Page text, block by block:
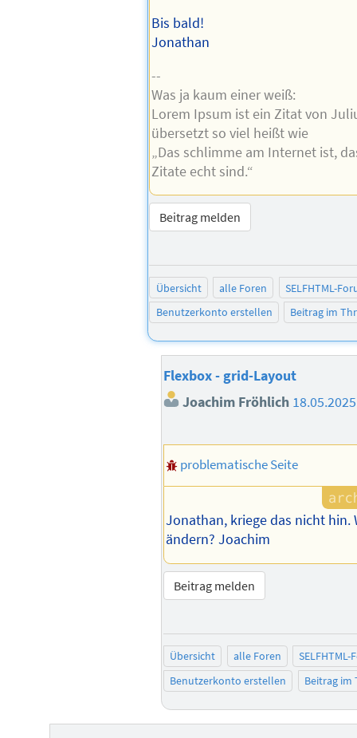
Bis bald!
Jonathan
--
Was ja kaum einer weiß:
Lorem Ipsum ist ein Zitat von
übersetzt so viel heißt wie
„Das schlimme am Internet ist,
Zitate echt sind.“
Beitrag melden
Übersicht alle Foren
SELFHTML-
Benutzerkonto erstellen
Beitrag im
Flexbox - grid-Layout
Joachim Fröhlich
problematische Seite
Jonathan, kriege das nicht hin.
ändern? Joachim
Beitrag melden
Übersicht alle Foren
SELFHTML-
Benutzerkonto erstellen
Beitrag im